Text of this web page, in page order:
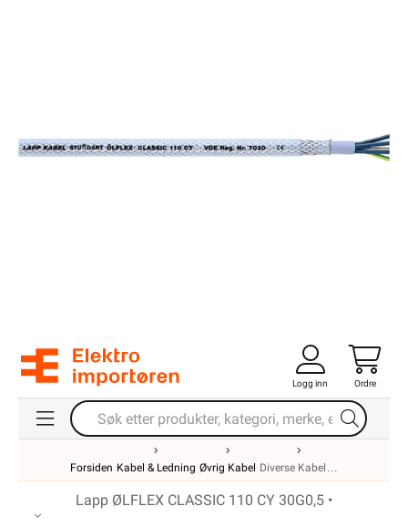
Logg inn Ordre
Forsiden Kabel & Ledning Øvrig Kabel Diverse Kabel
Lapp ØLFLEX CLASSIC 110 CY 30G0,5 •